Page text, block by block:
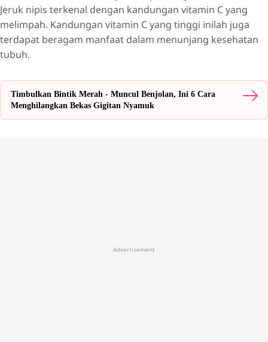
Jeruk nipis terkenal dengan kandungan vitamin C yang
melimpah. Kandungan vitamin C yang tinggi inilah juga
terdapat beragam manfaat dalam menunjang kesehatan
tubuh.
Timbulkan Bintik Merah - Muncul Benjolan, Ini 6 Cara
Menghilangkan Bekas Gigitan Nyamuk
Advertisement